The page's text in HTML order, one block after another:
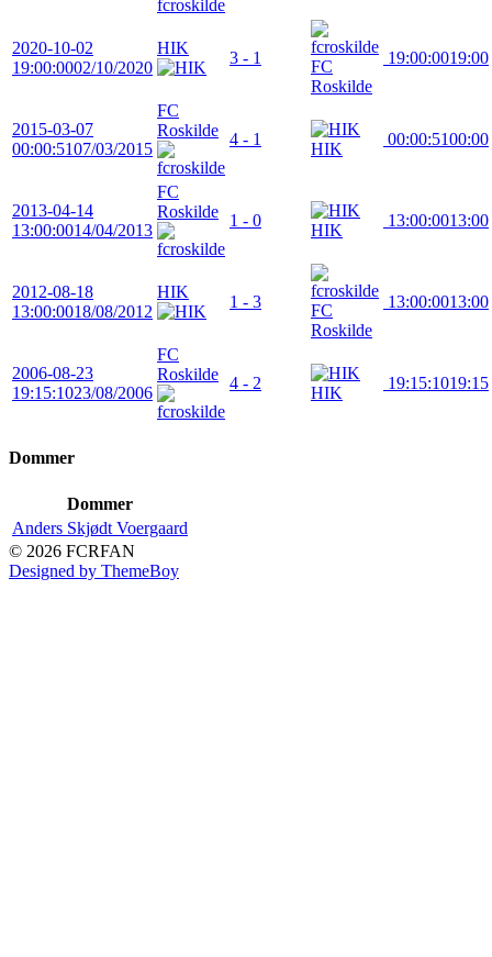
2020-10-02
19:00:0002/10/2020
HIK
3 - 1
FC
Roskilde
19:00:0019:00
2015-03-07
00:00:5107/03/2015
FC
Roskilde 4 - 1
HIK
00:00:5100:00
2013-04-14
13:00:0014/04/2013
FC
Roskilde
1 - 0
HIK
13:00:0013:00
2012-08-18
13:00:0018/08/2012
HIK
1 - 3
FC
Roskilde
13:00:0013:00
2006-08-23
19:15:1023/08/2006
FC
Roskilde 4 - 2
HIK
19:15:1019:15
Dommer
Dommer
Anders Skjødt Voergaard
© 2026 FCRFAN
Designed by ThemeBoy